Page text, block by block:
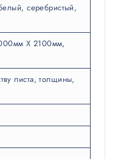
серебристый,
Х 2100мм,
листа, толщины,